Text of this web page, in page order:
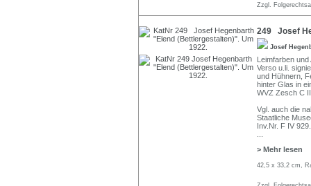
Zzgl.
249 Josef
Josef
Leimfarben
Verso u.li.
und Hühnern,
hinter Glas in
WVZ Zesch C
Vgl. auch die
Staatliche
Inv.Nr. F IV 929.
> Mehr lesen
42,5 x 33,2 cm,